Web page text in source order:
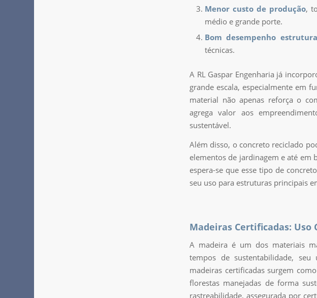
Menor custo de produção,
médio e grande porte.
Bom desempenho
técnicas.
A RL Gaspar Engenharia já
grande escala, especialmente em
material não apenas reforça o
agrega valor aos
sustentável.
Além disso, o concreto reciclado
elementos de jardinagem e até em
espera-se que esse tipo de
seu uso para estruturas principais
Madeiras Certificadas: Uso
A madeira é um dos materiais
tempos de sustentabilidade, seu
madeiras certificadas surgem
florestas manejadas de forma
rastreabilidade, assegurada por